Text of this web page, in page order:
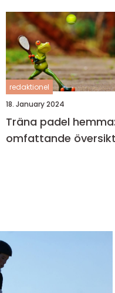
bär hans namn
redaktionel
18. January 2024
Träna padel
omfattande översikt